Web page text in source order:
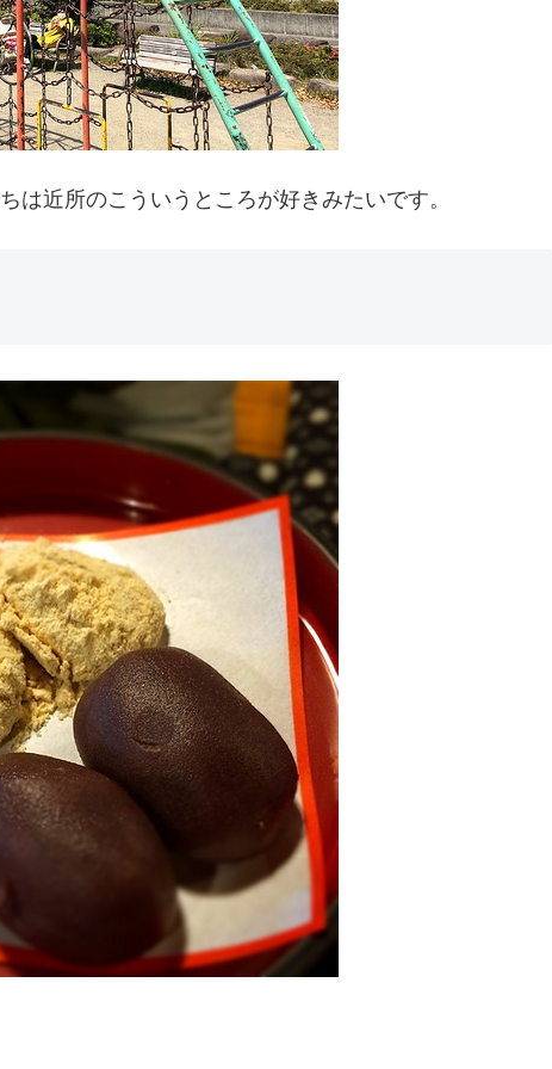
は近所のこういうところが好きみたいです。